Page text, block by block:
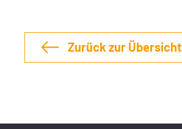
Zurück zur Übersicht